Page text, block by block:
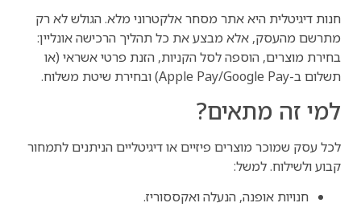
חנות דיגיטלית היא אתר מסחר אלקטרוני מלא. הגולש לא רק
מתרשם מהעסק, אלא מבצע את כל תהליך הרכישה אונליין:
בחירת מוצרים, הוספה לסל הקניות, הזנת פרטי אשראי (או
תשלום ב-Apple Pay/Google Pay) ובחירת שיטת משלוח.
למי זה מתאים?
לכל עסק שמוכר מוצרים פיזיים או דיגיטליים הניתנים לתמחור
קבוע ולשילוח. למשל:
חנויות אופנה, הנעלה ואקססוריז.